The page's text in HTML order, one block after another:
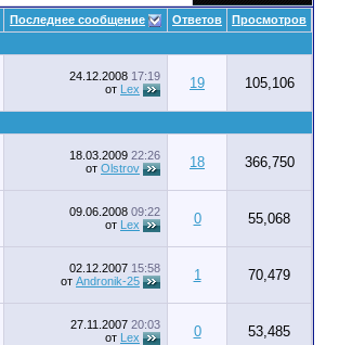
Последнее сообщение Ответов
Просмотров
24.12.2008 17:19
от Lex 19 105,106
18.03.2009 22:26
от Olstrov 18 366,750
09.06.2008 09:22
от Lex 0 55,068
02.12.2007 15:58
от Andronik-25 1 70,479
27.11.2007 20:03
от Lex 0 53,485